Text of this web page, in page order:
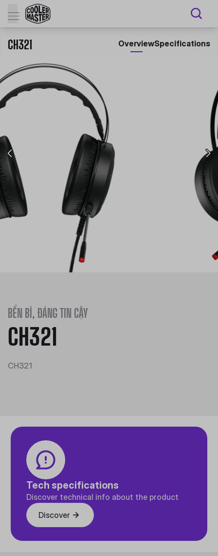
CH321 OverviewSpecifications
BỀN BỈ, ĐÁNG TIN CẬY
CH321
CH321
Tech specifications
Discover technical info about the product
Discover